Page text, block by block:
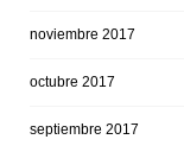
noviembre 2017
octubre 2017
septiembre 2017